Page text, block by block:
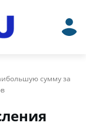
сумму за